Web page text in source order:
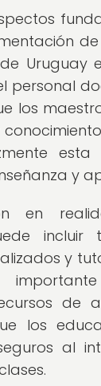
Uruguay
personal
los
y
en
incluir
y
de
los
al